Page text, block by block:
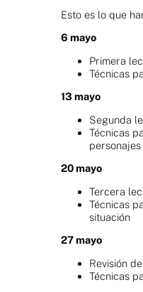
Esto es lo que
6 mayo
Primera
Técnicas
13 mayo
Segunda
Técnicas
personajes
20 mayo
Tercera
Técnicas
situación
27 mayo
Revisión
Técnicas